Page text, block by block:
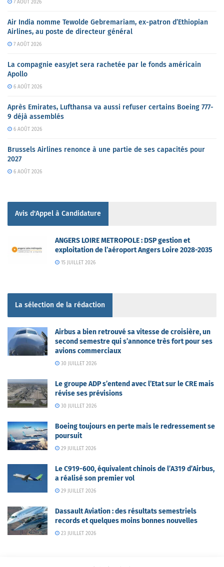
7 AOÛT 2026
Air India nomme Tewolde Gebremariam, ex-patron d’Ethiopian
Airlines, au poste de directeur général
7 AOÛT 2026
La compagnie easyJet sera rachetée par le fonds américain
Apollo
6 AOÛT 2026
Après Emirates, Lufthansa va aussi refuser certains Boeing 777-
9 déjà assemblés
6 AOÛT 2026
Brussels Airlines renonce à une partie de ses capacités pour
2027
6 AOÛT 2026
Avis d'Appel à Candidature
ANGERS LOIRE METROPOLE : DSP gestion et
exploitation de l’aéroport Angers Loire 2028-2035
15 JUILLET 2026
La sélection de la rédaction
Airbus a bien retrouvé sa vitesse de croisière, un
second semestre qui s’annonce très fort pour ses
avions commerciaux
30 JUILLET 2026
Le groupe ADP s’entend avec l’Etat sur le CRE mais
révise ses prévisions
30 JUILLET 2026
Boeing toujours en perte mais le redressement se
poursuit
29 JUILLET 2026
Le C919-600, équivalent chinois de l’A319 d’Airbus,
a réalisé son premier vol
29 JUILLET 2026
Dassault Aviation : des résultats semestriels
records et quelques moins bonnes nouvelles
23 JUILLET 2026